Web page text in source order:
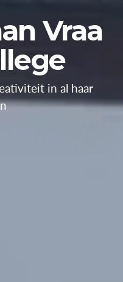
Vraa
in al haar